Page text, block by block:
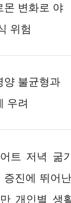
몬 변화로 야
위험
양 불균형과
우려
트 저녁 굶
진에 뛰어
개인별 생